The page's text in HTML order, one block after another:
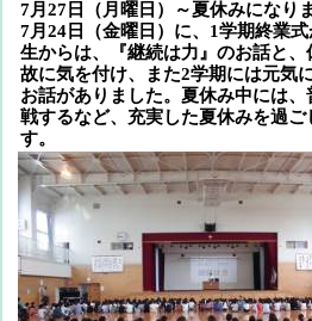
7月27日（月曜日）～夏休みになり
7月24日（金曜日）に、1学期終業
生からは、『継続は力』のお話と
故に気を付け、また2学期には元気
お話がありました。夏休み中には
戦するなど、充実した夏休みを過
す。